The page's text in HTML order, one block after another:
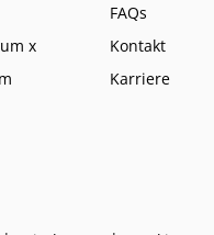
x
FAQs
Kontakt
Karriere